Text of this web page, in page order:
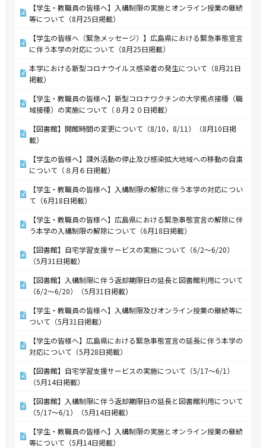
【学生・教職員の皆様へ】入構制限の実施とオンライン授業の継続
等について（8月25日掲載）
【学生の皆様へ（緊急メッセージ）】広島県における緊急事態宣言
に伴う本学の対応について（8月25日掲載）
本学における新型コロナウイルス感染者の発生について（8月21日
掲載）
【学生・教職員の皆様へ】新型コロナワクチンの大学拠点接種（職
域接種）の実施について（８月２０日掲載）
【図書館】開館時間の変更について（8/10，8/11）（8月10日掲
載）
【学生の皆様へ】課外活動の停止及び感染拡大地域への移動の自粛
について（８月６日掲載）
【学生・教職員の皆様へ】入構制限の解除に伴う本学の対応につい
て（6月18日掲載）
【学生・教職員の皆様へ】広島県における緊急事態宣言の解除に伴
う本学の入構制限の解除について（6月18日掲載）
【図書館】自宅学習支援サービスの実施について（6/2～6/20）
（5月31日掲載）
【図書館】入構制限に伴う返却期限日の延長と図書館利用について
（6/2～6/20）（5月31日掲載）
【学生・教職員の皆様へ】入構制限及びオンライン授業の継続等に
ついて（5月31日掲載）
【学生の皆様へ】広島県における緊急事態宣言の延長に伴う本学の
対応について（5月28日掲載）
【図書館】自宅学習支援サービスの実施について（5/17～6/1）
（5月14日掲載）
【図書館】入構制限に伴う返却期限日の延長と図書館利用について
（5/17～6/1）（5月14日掲載）
【学生・教職員の皆様へ】入構制限の実施とオンライン授業の継続
等について（5月14日掲載）